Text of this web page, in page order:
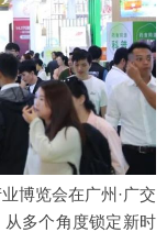
博览会在广州·广交
多个角度锁定新时